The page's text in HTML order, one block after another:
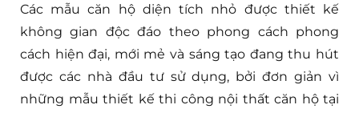
Các mẫu căn hộ diện tích nhỏ được thiết kế
không gian độc đáo theo phong cách phong
cách hiện đại, mới mẻ và sáng tạo đang thu hút
được các nhà đầu tư sử dụng, bởi đơn giản vì
những mẫu thiết kế thi công nội thất căn hộ tại